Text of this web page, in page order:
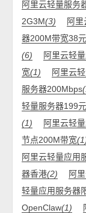
阿里云轻量服务
2G3M(3) 阿
器200M带宽38
(6)
阿里云轻
宽(1) 阿里云
服务器200Mbps
轻量服务器199
(1)
阿里云轻
节点200M带宽
阿里云轻量应用
器香港(2) 阿
轻量应用服务器
OpenClaw(1)